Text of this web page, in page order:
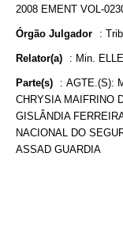
2008 EMENT VOL-
Órgão Julgador :
Relator(a) : Min.
Parte(s) : AGTE.(S):
CHRYSIA MAIFRINO
GISLÂNDIA
NACIONAL DO
ASSAD GUARDIA